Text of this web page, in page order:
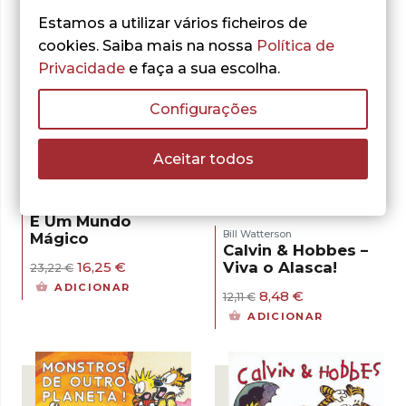
23,22 €.16,25 €.
era:
21,20 €.
14,84 €.
- 30%
É Um Mundo
Mágico
23,22€ O
preço
16,25 €
preço
ADICIONAR
Bill Watterson
Calvin & Hobbes –
Viva o Alasca!
12,11€ O
preço
12,11 €.
8,48 €O
preço
8,48 €.
ADICIONAR
Estamos a utilizar vários ficheiros de
cookies. Saiba mais na nossa Política de
Privacidade e faça a sua escolha.
Configurações
Aceitar todos